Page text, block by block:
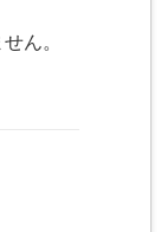
ん。